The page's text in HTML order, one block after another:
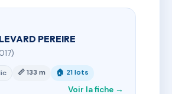
PEREIRE
📏 133 m 🏠 21 lots
Voir la fiche →